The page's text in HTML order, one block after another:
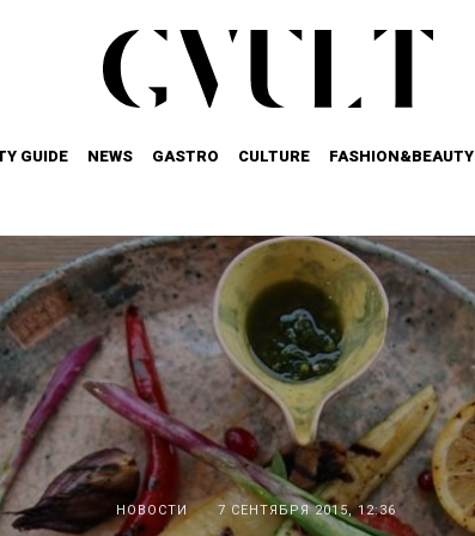
GUIDE NEWS GASTRO CULTURE FASHION&BEAUTY
НОВОСТИ 7 СЕНТЯБРЯ 2015, 12:36